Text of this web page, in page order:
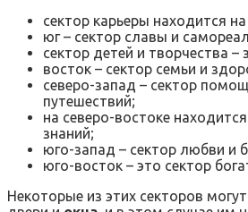
сектор карьеры находится на
юг – сектор славы и
сектор детей и творчества –
восток – сектор семьи и
северо-запад – сектор
путешествий;
на северо-востоке
знаний;
юго-запад – сектор любви и
юго-восток – это сектор
Некоторые из этих секторов